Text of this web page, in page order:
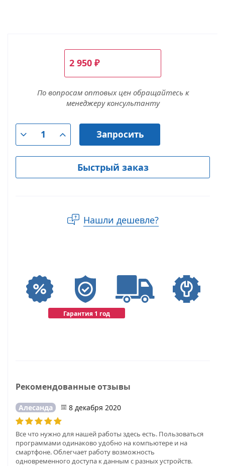
2 950 ₽
По вопросам оптовых цен обращайтесь к
менеджеру консультанту
Запросить
Быстрый заказ
Нашли дешевле?
Гарантия 1 год
Рекомендованные отзывы
Алесанда 8 декабря 2020
Все что нужно для нашей работы здесь есть. Пользоваться
программами одинаково удобно на компьютере и на
смартфоне. Облегчает работу возможность
одновременного доступа к данным с разных устройств.